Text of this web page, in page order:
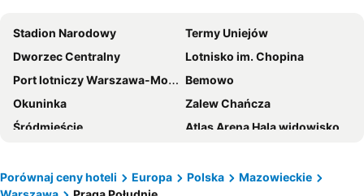
Warsaw Presidential Hotel
Warsaw Plaza Hotel
Hotel Chmielna
Sofitel Warsaw Victoria
Arche Hotel Puławska Residence
ibis Styles Warszawa Centrum
DoubleTree by Hilton Hotel & Conference Centre Warsaw
Radisson Collection Hotel, Warsaw
ibis Warszawa Centrum
B&B HOTEL Warszawa-Okęcie
Leonardo Royal Hotel Warsaw
Hampton by Hilton Warsaw Reduta
Stadion Narodowy
Termy Uniejów
Dworzec Centralny
Lotnisko im. Chopina
Port lotniczy Warszawa-Modlin
Bemowo
Okuninka
Zalew Chańcza
Śródmieście
Atlas Arena Hala widowiskowo-sportowa
Praga Południe
Ursynów
Porównaj ceny hoteli Europa Polska
Mazowieckie